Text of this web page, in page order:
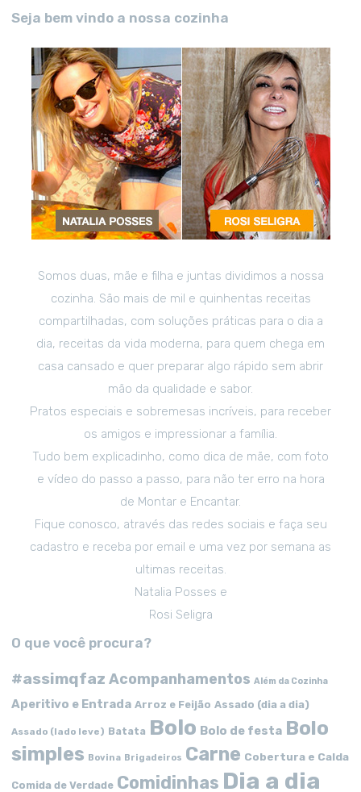
Seja bem vindo a nossa cozinha
Somos duas, mãe e filha e juntas dividimos a nossa
cozinha. São mais de mil e quinhentas receitas
compartilhadas, com soluções práticas para o dia a
dia, receitas da vida moderna, para quem chega em
casa cansado e quer preparar algo rápido sem abrir
mão da qualidade e sabor.
Pratos especiais e sobremesas incríveis, para receber
os amigos e impressionar a família.
Tudo bem explicadinho, como dica de mãe, com foto
e vídeo do passo a passo, para não ter erro na hora
de Montar e Encantar.
Fique conosco, através das redes sociais e faça seu
cadastro e receba por email e uma vez por semana as
ultimas receitas.
Natalia Posses e
Rosi Seligra
O que você procura?
#assimqfaz Acompanhamentos Além da Cozinha
Aperitivo e Entrada Arroz e Feijão Assado (dia a dia)
Assado (lado leve) Batata Bolo Bolo de festa Bolo
simples Bovina Brigadeiros Carne Cobertura e Calda
Comida de Verdade Comidinhas Dia a dia